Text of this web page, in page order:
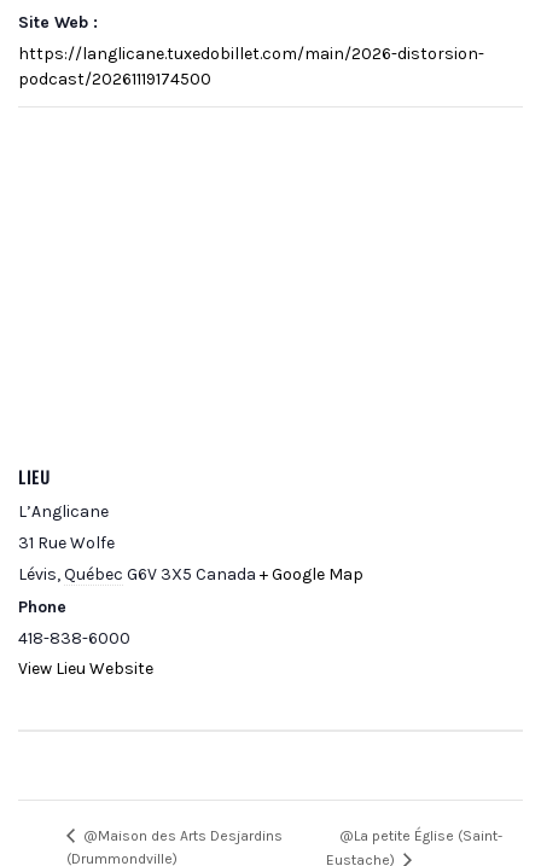
Site Web :
https://langlicane.tuxedobillet.com/main/2026-distorsion-
podcast/20261119174500
LIEU
L’Anglicane
31 Rue Wolfe
Lévis,Québec G6V 3X5 Canada + Google Map
Phone
418-838-6000
View Lieu Website
@Maison des Arts Desjardins
(Drummondville)
@La petite Église (Saint-
Eustache)